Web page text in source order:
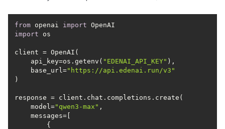
from openai import
import
    api_key=os.getenv(
"EDENAI_API_KEY"
    base_url=
"https://api.edenai.run/v3"
    model=
"qwen3-max"